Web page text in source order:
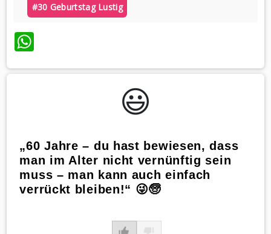
#30 Geburtstag Lustig
WhatsApp
😃️
„60 Jahre – du hast bewiesen, dass
man im Alter nicht vernünftig sein
muss – man kann auch einfach
verrückt bleiben!“ 😜🧓